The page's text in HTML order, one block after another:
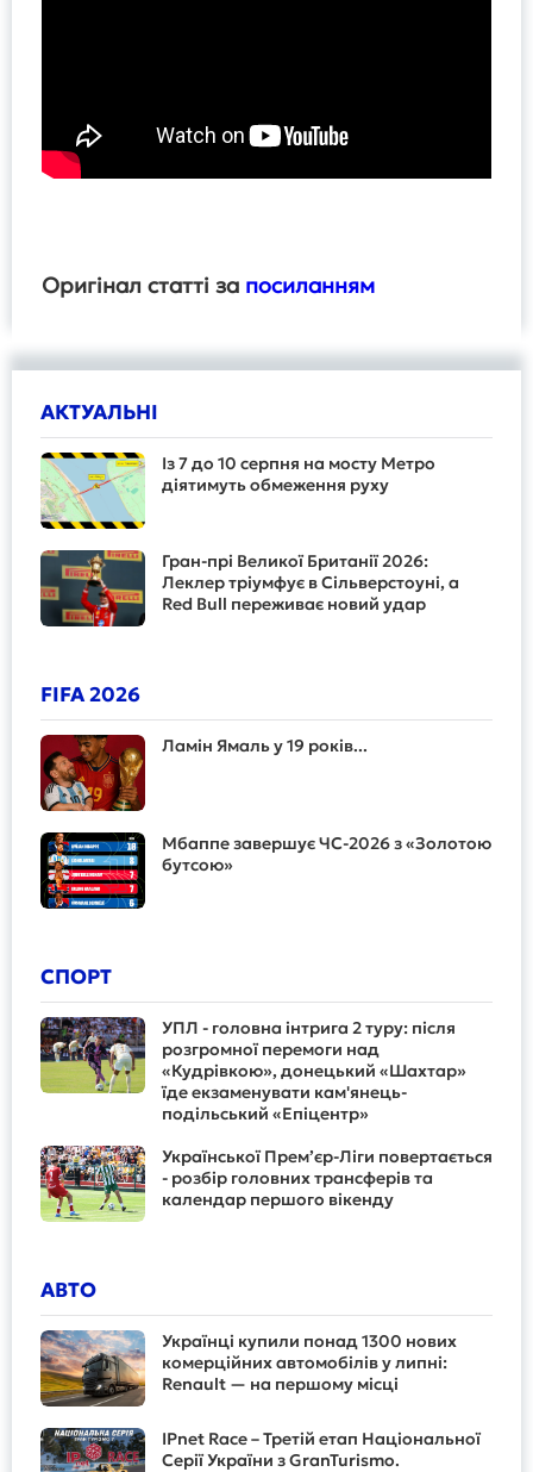
Оригінал статті за посиланням
АКТУАЛЬНІ
Із 7 до 10 серпня на мосту Метро
діятимуть обмеження руху
Гран-прі Великої Британії 2026:
Леклер тріумфує в Сільверстоуні, а
Red Bull переживає новий удар
FIFA 2026
Ламін Ямаль у 19 років...
Мбаппе завершує ЧС-2026 з «Золотою
бутсою»
СПОРТ
УПЛ - головна інтрига 2 туру: після
розгромної перемоги над
«Кудрівкою», донецький «Шахтар»
їде екзаменувати кам'янець-
подільський «Епіцентр»
Української Прем’єр-Ліги повертається
- розбір головних трансферів та
календар першого вікенду
АВТО
Українці купили понад 1300 нових
комерційних автомобілів у липні:
Renault — на першому місці
IPnet Race – Третій етап Національної
Серії України з GranTurismo.